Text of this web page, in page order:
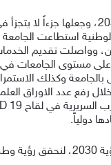
فقد أولت الجامعة اهتماماً
وواصلت تقديم
على مستوى
وكذلك
رفع عدد الاوراق
دولياً.
الله).